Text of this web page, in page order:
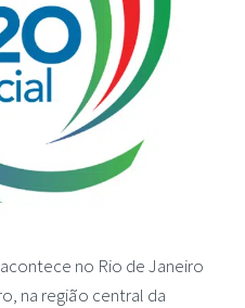
no Rio de Janeiro
na região central da